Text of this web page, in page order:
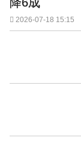
2026-07-18 15:15